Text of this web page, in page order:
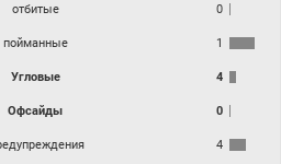
отбитые 0
пойманные 1
Угловые 4
Офсайды 0
4